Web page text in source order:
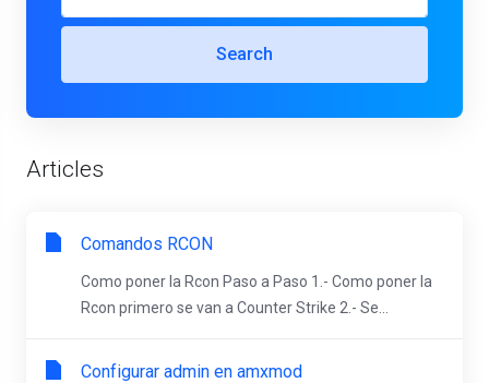
Search
Articles
Comandos RCON
Como poner la Rcon Paso a Paso 1.- Como poner la
Rcon primero se van a Counter Strike 2.- Se...
Configurar admin en amxmod